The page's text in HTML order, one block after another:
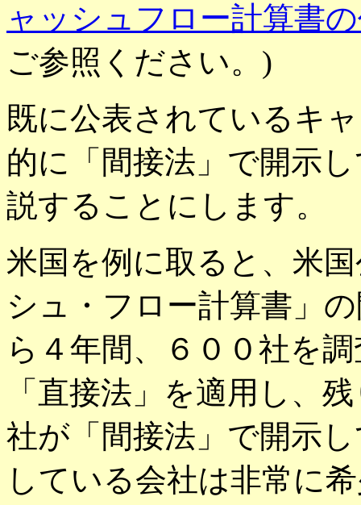
ャッシュフロー計算書
ご参照ください。)
既に公表されているキ
的に「間接法」で開示
説することにします。
米国を例に取ると、米
シュ・フロー計算書」
ら４年間、６００社を
「直接法」を適用し、
社が「間接法」で開示
している会社は非常に